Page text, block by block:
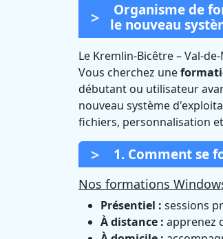
Organisme de
le nouveau
Le Kremlin-Bicêtre–Val-
Vous cherchez une
débutant ou utilisateur
nouveau système
fichiers, personnalisation
1. Comment se
Nos formations
Présentiel : sessions
À distance : apprenez